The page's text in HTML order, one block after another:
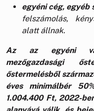
egyéni cég, egyéb
felszámolás,
alatt állnak.
Az az egyéni
mezőgazdasági
őstermelésből
éves minimálbér
1.004.400 Ft, 2022-